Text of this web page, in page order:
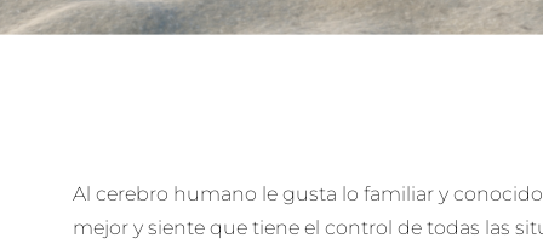
Al cerebro humano le gusta lo familiar y
mejor y siente que tiene el control de todas las